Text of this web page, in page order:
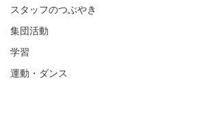
スタッフのつぶやき
集団活動
学習
運動・ダンス